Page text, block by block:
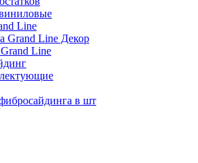
Line
Grand Line Декор
Line
в шт